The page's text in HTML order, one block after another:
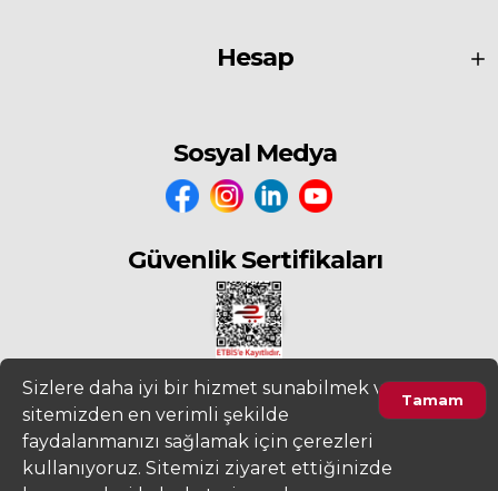
Hesap
Sosyal Medya
Güvenlik Sertifikaları
2022 www.fiyatdeposu.com
Altera Bilgi Teknolojileri LTD. ŞTİ. Her
Hakkı Saklıdır.
Tamam
Sizlere daha iyi bir hizmet sunabilmek ve
sitemizden en verimli şekilde
faydalanmanızı sağlamak için çerezleri
kullanıyoruz. Sitemizi ziyaret ettiğinizde